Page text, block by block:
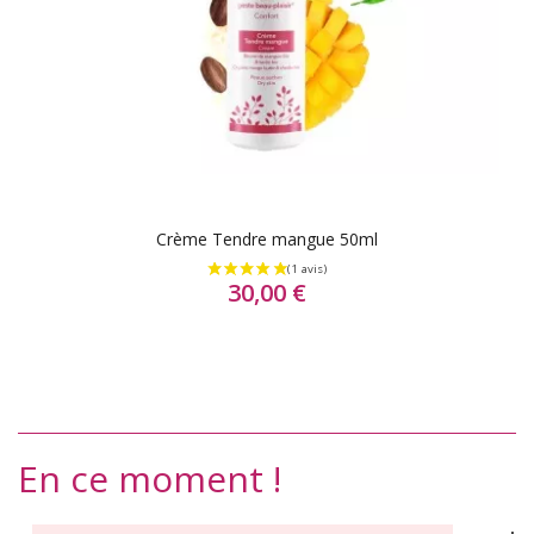
Crème Tendre mangue 50ml
30,00 €
En ce moment !